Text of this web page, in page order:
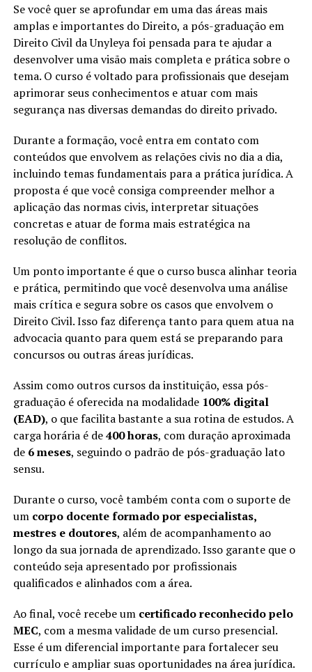
Se você quer se aprofundar em uma das áreas mais
amplas e importantes do Direito, a pós-graduação em
Direito Civil da Unyleya foi pensada para te ajudar a
desenvolver uma visão mais completa e prática sobre o
tema. O curso é voltado para profissionais que desejam
aprimorar seus conhecimentos e atuar com mais
segurança nas diversas demandas do direito privado.
Durante a formação, você entra em contato com
conteúdos que envolvem as relações civis no dia a dia,
incluindo temas fundamentais para a prática jurídica. A
proposta é que você consiga compreender melhor a
aplicação das normas civis, interpretar situações
concretas e atuar de forma mais estratégica na
resolução de conflitos.
Um ponto importante é que o curso busca alinhar teoria
e prática, permitindo que você desenvolva uma análise
mais crítica e segura sobre os casos que envolvem o
Direito Civil. Isso faz diferença tanto para quem atua na
advocacia quanto para quem está se preparando para
concursos ou outras áreas jurídicas.
Assim como outros cursos da instituição, essa pós-
graduação é oferecida na modalidade 100% digital
(EAD), o que facilita bastante a sua rotina de estudos. A
carga horária é de400 horas, com duração aproximada
de 6 meses, seguindo o padrão de pós-graduação lato
sensu.
Durante o curso, você também conta com o suporte de
um corpo docente formado por especialistas,
mestres e doutores, além de acompanhamento ao
longo da sua jornada de aprendizado. Isso garante que o
conteúdo seja apresentado por profissionais
qualificados e alinhados com a área.
Ao final, você recebe um certificado reconhecido pelo
MEC, com a mesma validade de um curso presencial.
Esse é um diferencial importante para fortalecer seu
currículo e ampliar suas oportunidades na área jurídica.